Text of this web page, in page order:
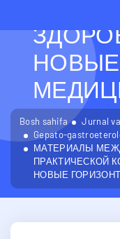
Bosh sahifa
Jurnal
Gepato-
МАТЕРИАЛЫ
ПРАКТИЧЕСКОЙ
НОВЫЕ